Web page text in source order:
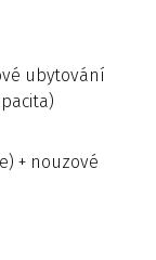
ubytování
+ nouzové